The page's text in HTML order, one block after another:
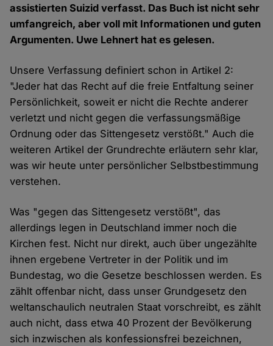
assistierten Suizid verfasst. Das Buch ist nicht sehr
umfangreich, aber voll mit Informationen und guten
Argumenten. Uwe Lehnert hat es gelesen.
Unsere Verfassung definiert schon in Artikel 2:
"Jeder hat das Recht auf die freie Entfaltung seiner
Persönlichkeit, soweit er nicht die Rechte anderer
verletzt und nicht gegen die verfassungsmäßige
Ordnung oder das Sittengesetz verstößt." Auch die
weiteren Artikel der Grundrechte erläutern sehr klar,
was wir heute unter persönlicher Selbstbestimmung
verstehen.
Was "gegen das Sittengesetz verstößt", das
allerdings legen in Deutschland immer noch die
Kirchen fest. Nicht nur direkt, auch über ungezählte
ihnen ergebene Vertreter in der Politik und im
Bundestag, wo die Gesetze beschlossen werden. Es
zählt offenbar nicht, dass unser Grundgesetz den
weltanschaulich neutralen Staat vorschreibt, es zählt
auch nicht, dass etwa 40 Prozent der Bevölkerung
sich inzwischen als konfessionsfrei bezeichnen,